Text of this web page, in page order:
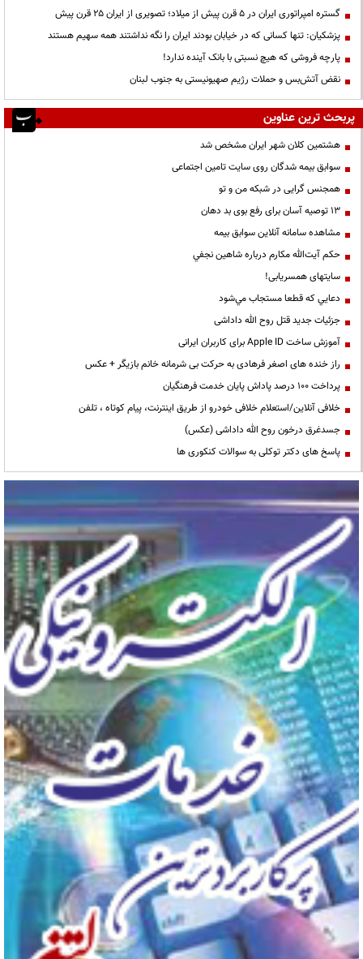
گستره امپراتوری ایران در ۵ قرن پیش از میلاد؛ تصویری از ایران ۲۵ قرن پیش
پزشکیان: تنها کسانی که در خیابان بودند ایران را نگه نداشتند همه سهیم هستند
پارچه فروشی که هیچ نسبتی با بانک آینده ندارد!
نقض آتش‌بس و حملات رژیم صهیونیستی به جنوب لبنان
پربحث ترین عناوین
هشتمین کلان شهر ایران مشخص شد
سوابق بیمه شدگان روی سایت تامین اجتماعی
همجنس گرایی در شبکه من و تو
13 توصیه آسان برای رفع بوی بد دهان
مشاهده سامانه آنلاين سوابق بیمه
حكم آيت‌الله مكارم درباره شاهين نجفي
سایتهای همسریابی!
دعايي كه قطعا مستجاب مي‌شود
جزئیات جدید قتل روح الله داداشی
آموزش ساخت Apple ID برای کاربران ایرانی
راز خنده های اصغر فرهادی به حرکت بی شرمانه خانم بازیگر + عکس
پرداخت ۱۰۰ درصد پاداش پایان خدمت فرهنگیان
خلافی آنلاین/استعلام خلافی خودرو از طریق اینترنت، پیام کوتاه ، تلفن
جسدغرق درخون روح الله داداشی (عکس)
پاسخ های دکتر توکلی به سوالات کنکوری ها